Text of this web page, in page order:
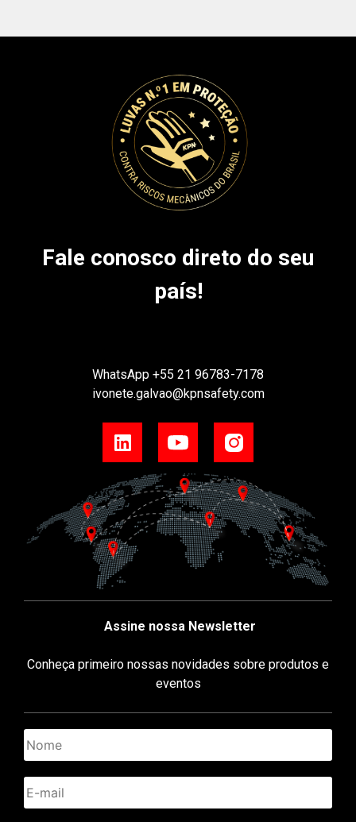
Fale conosco direto do seu
país!
WhatsApp +55 21 96783-7178
ivonete.galvao@kpnsafety.com
Assine nossa Newsletter
Conheça primeiro nossas novidades sobre produtos e
eventos